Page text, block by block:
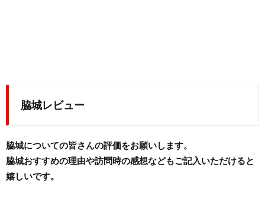
脇城レビュー
脇城についての皆さんの評価をお願いします。
脇城おすすめの理由や訪問時の感想などもご記入いただけると
嬉しいです。